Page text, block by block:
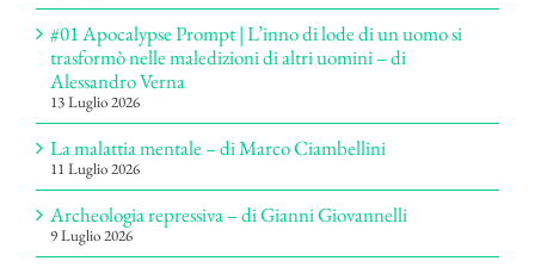
#01 Apocalypse Prompt | L’inno di lode di un uomo si
trasformò nelle maledizioni di altri uomini – di
Alessandro Verna
13 Luglio 2026
La malattia mentale – di Marco Ciambellini
11 Luglio 2026
Archeologia repressiva – di Gianni Giovannelli
9 Luglio 2026